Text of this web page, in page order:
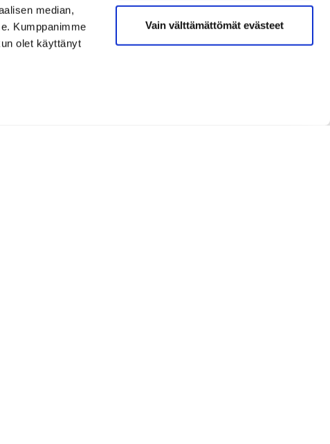
median,
Kumppanimme
olet käyttänyt
Vain välttämättömät evästeet